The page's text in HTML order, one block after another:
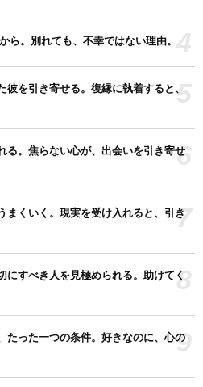
ら。別れても、不幸ではない理由。 4
彼を引き寄せる。復縁に執着すると、5
る。焦らない心が、出会いを引き寄せ6
まくいく。現実を受け入れると、引き7
にすべき人を見極められる。助けてく8
たった一つの条件。好きなのに、心の9